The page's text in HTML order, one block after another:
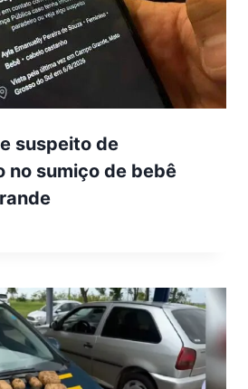
suspeito de
no sumiço de bebê